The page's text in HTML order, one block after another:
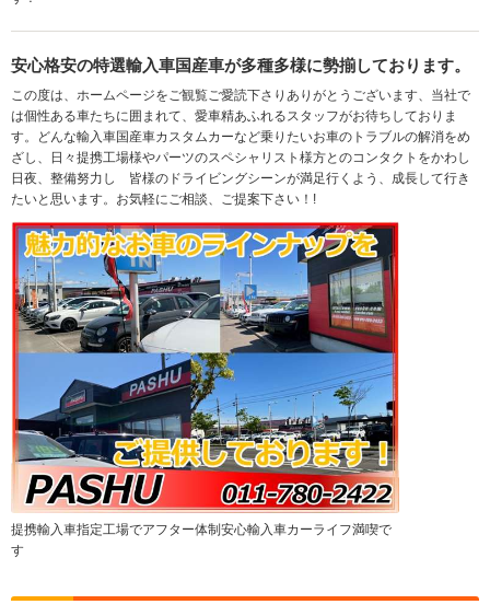
安心格安の特選輸入車国産車が多種多様に勢揃しております。
この度は、ホームページをご観覧ご愛読下さりありがとうございます、当社で
は個性ある車たちに囲まれて、愛車精あふれるスタッフがお待ちしておりま
す。どんな輸入車国産車カスタムカーなど乗りたいお車のトラブルの解消をめ
ざし、日々提携工場様やパーツのスペシャリスト様方とのコンタクトをかわし
日夜、整備努力し 皆様のドライビングシーンが満足行くよう、成長して行き
たいと思います。お気軽にご相談、ご提案下さい！!
提携輸入車指定工場でアフター体制安心輸入車カーライフ満喫で
す